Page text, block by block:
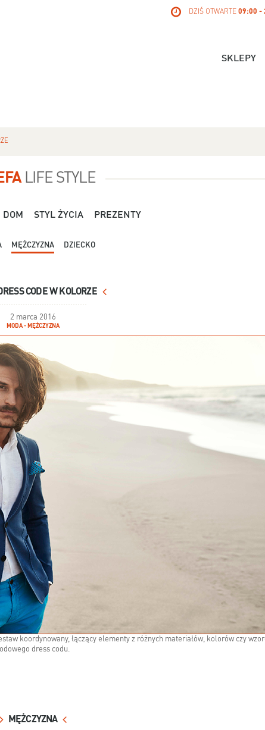
DZIŚ OTWARTE 09:00 -
SKLEPY
LIFE STYLE
DOM STYL ŻYCIA PREZENTY
MĘŻCZYZNA DZIECKO
CODE W KOLORZE
2 marca 2016
MODA - MĘŻCZYZNA
koordynowany, łączący elementy z różnych materiałów, kolorów czy
dress codu.
MĘŻCZYZNA
Dla Niej - Orsay - 119,99 zł